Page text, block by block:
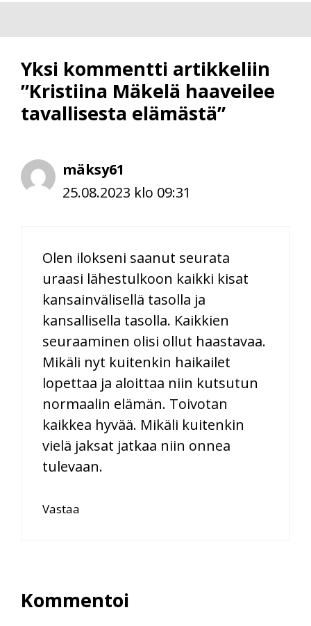
Yksi kommentti artikkeliin
”Kristiina Mäkelä haaveilee
tavallisesta elämästä”
mäksy61
25.08.2023 klo 09:31
Olen ilokseni saanut seurata
uraasi lähestulkoon kaikki kisat
kansainvälisellä tasolla ja
kansallisella tasolla. Kaikkien
seuraaminen olisi ollut haastavaa.
Mikäli nyt kuitenkin haikailet
lopettaa ja aloittaa niin kutsutun
normaalin elämän. Toivotan
kaikkea hyvää. Mikäli kuitenkin
vielä jaksat jatkaa niin onnea
tulevaan.
Vastaa
Kommentoi